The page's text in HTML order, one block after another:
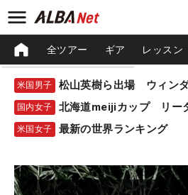
全ツアー ギア レッスン
米国男子
国内女子 北海道meijiカップ リー
米国女子 最新の世界ランキング